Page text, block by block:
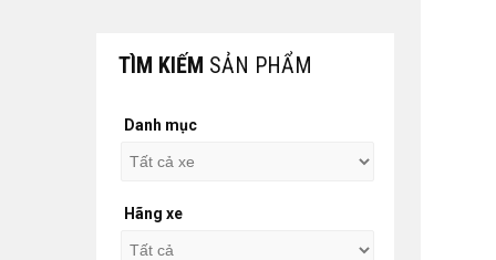
TÌM KIẾM SẢN PHẨM
Danh mục
Hãng xe